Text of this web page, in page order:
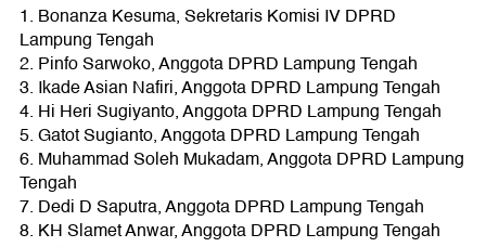
1. Bonanza Kesuma, Sekretaris Komisi IV DPRD
Lampung Tengah
2. Pinfo Sarwoko, Anggota DPRD Lampung Tengah
3. Ikade Asian Nafiri, Anggota DPRD Lampung Tengah
4. Hi Heri Sugiyanto, Anggota DPRD Lampung Tengah
5. Gatot Sugianto, Anggota DPRD Lampung Tengah
6. Muhammad Soleh Mukadam, Anggota DPRD Lampung
Tengah
7. Dedi D Saputra, Anggota DPRD Lampung Tengah
8. KH Slamet Anwar, Anggota DPRD Lampung Tengah